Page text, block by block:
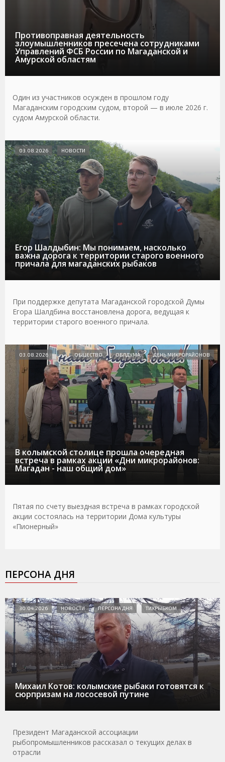
Противоправная деятельность
злоумышленников пресечена сотрудниками
Управлений ФСБ России по Магаданской и
Амурской областям
Один из участников осужден в прошлом году
Магаданским городским судом, второй — в июле 2026 г.
судом Амурской области.
Егор Шалдыбин: Мы понимаем, насколько
важна дорога к территории старого военного
причала для магаданских рыбаков
03.08.2026 НОВОСТИ
При поддержке депутата Магаданской городской Думы
Егора Шалдбина восстановлена дорога, ведущая к
территории старого военного причала.
В колымской столице прошла очередная
встреча в рамках акции «Дни микрорайонов:
Магадан - наш общий дом»
03.08.2026 ОБЩЕСТВО ОБЛДУМА ДЕНЬ МИКРОРАЙОНОВ
Пятая по счету выездная встреча в рамках городской
акции состоялась на территории Дома культуры
«Пионерный»
ПЕРСОНА ДНЯ
Михаил Котов: колымские рыбаки готовятся к
сюрпризам на лососевой путине
30.04.2026 НОВОСТИ ПЕРСОНА ДНЯ ТИХРЫБКОМ
Президент Магаданской ассоциации
рыбопромышленников рассказал о текущих делах в
отрасли